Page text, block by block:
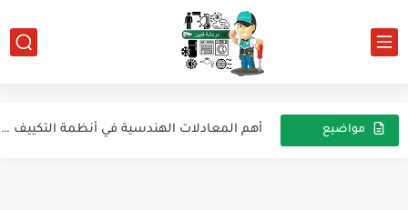
مواضيع
الضاغط نصف المحكم ثنائي المراحل (بيتزر)
تفاصيل حول صمام تمدد (Expansion Valve) من النوع RT-16 ...
أهم المعادلات الهندسية في أنظمة التكييف والتبريد (HVAC)